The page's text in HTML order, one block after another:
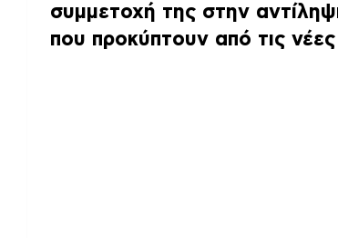
συμμετοχή της στην
που προκύπτουν από τις νέες